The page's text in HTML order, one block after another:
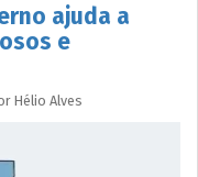
ajuda a
e
Hélio Alves